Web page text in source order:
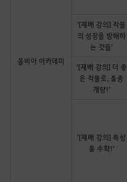
올비아 아카데미
'[재배 강의] 작물
의 성장을 방해하
는 것들'
'[재배 강의] 더 좋
은 작물로, 품종
개량!'
'[재배 강의] 특상
품 수확!'